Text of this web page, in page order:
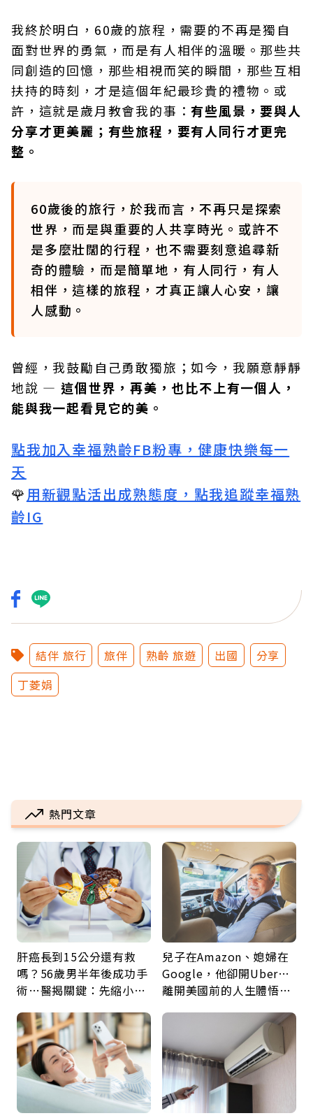
我終於明白，60歲的旅程，需要的不再是獨自
面對世界的勇氣，而是有人相伴的溫暖。那些共
同創造的回憶，那些相視而笑的瞬間，那些互相
扶持的時刻，才是這個年紀最珍貴的禮物。或
許，這就是歲月教會我的事：有些風景，要與人
分享才更美麗；有些旅程，要有人同行才更完
整。
60歲後的旅行，於我而言，不再只是探索
世界，而是與重要的人共享時光。或許不
是多麼壯闊的行程，也不需要刻意追尋新
奇的體驗，而是簡單地，有人同行，有人
相伴，這樣的旅程，才真正讓人心安，讓
人感動。
曾經，我鼓勵自己勇敢獨旅；如今，我願意靜靜
地說 — 這個世界，再美，也比不上有一個人，
能與我一起看見它的美。
點我加入幸福熟齡FB粉專，健康快樂每一
天
🌹用新觀點活出成熟態度，點我追蹤幸福熟
齡IG
結伴 旅行 旅伴 熟齡 旅遊 出國
分享
丁菱娟
熱門文章
肝癌長到15公分還有救
嗎？56歲男半年後成功手
術…醫揭關鍵：先縮小腫
兒子在Amazon、媳婦在
Google，他卻開Uber…
離開美國前的人生體悟：